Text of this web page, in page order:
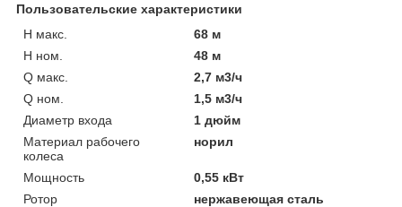
Пользовательские характеристики
H макс.
68 м
H ном.
48 м
Q макс.
2,7 м3/ч
Q ном.
1,5 м3/ч
Диаметр входа
1 дюйм
Материал рабочего
колеса
норил
Мощность
0,55 кВт
Ротор
нержавеющая сталь